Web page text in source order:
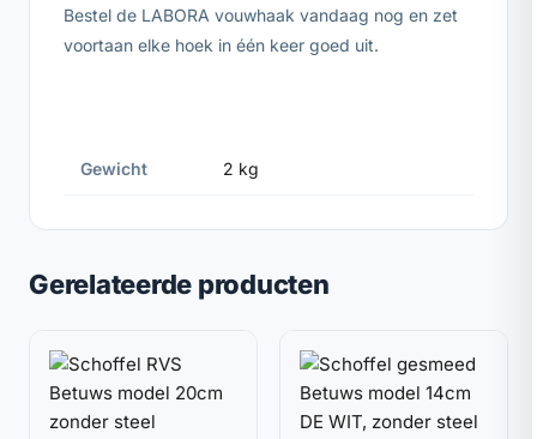
Bestel de LABORA vouwhaak vandaag nog en zet
voortaan elke hoek in één keer goed uit.
Gewicht 2 kg
Gerelateerde producten